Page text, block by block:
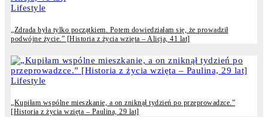
Lifestyle
„Zdrada była tylko początkiem. Potem dowiedziałam się, że prowadził
podwójne życie.” [Historia z życia wzięta – Alicja, 41 lat]
Lifestyle
„Kupiłam wspólne mieszkanie, a on zniknął tydzień po przeprowadzce.”
[Historia z życia wzięta – Paulina, 29 lat]